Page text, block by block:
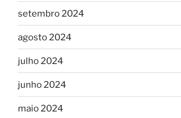
setembro 2024
agosto 2024
julho 2024
junho 2024
maio 2024